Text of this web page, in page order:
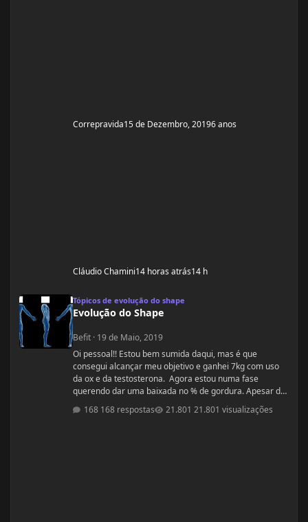
Correpravida15 de Dezembro, 20196 anos
Cláudio Chamini14 horas atrás14 h
Tópicos de evolução do shape
Evolução do Shape
Befit · 19 de Maio, 2019
Oi pessoal!! Estou bem sumida daqui, mas é que
consegui alcançar meu objetivo e ganhei 7kg com uso
da ox e da testosterona. Agora estou numa fase
querendo dar uma baixada no % de gordura. Apesar de
estudar nutrição e saber exatamente o que devo fazer,
gostaria de compartilhamento de treinos e talvez
168 respostas 21.801 visualizações